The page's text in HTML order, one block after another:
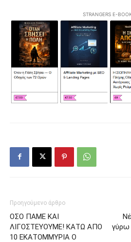
STRANGERS E-
Προηγούμενο άρθρο
ΟΣΟ ΠΑΜΕ ΚΑΙ
ΛΙΓΟΣΤΕΥΟΥΜΕ! ΚΑΤΩ ΑΠΟ
10 ΕΚΑΤΟΜΜΥΡΙΑ Ο
γύρω